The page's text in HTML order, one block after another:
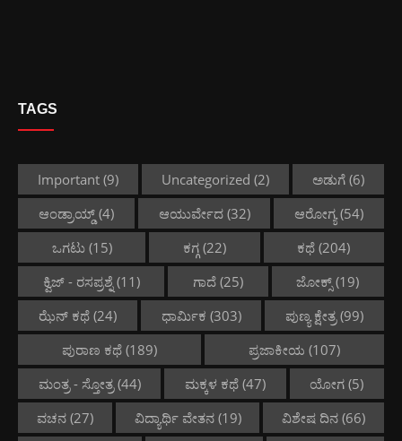
TAGS
Important (9) Uncategorized (2) ಅಡುಗೆ (6)
ಆಂಡ್ರಾಯ್ಡ್(4) ಆಯುರ್ವೇದ(32) ಆರೋಗ್ಯ (54)
ಒಗಟು(15) ಕಗ್ಗ(22) ಕಥೆ (204)
ಕ್ವಿಜ್ - ರಸಪ್ರಶ್ನೆ (11) ಗಾದೆ(25) ಜೋಕ್ಸ್ (19)
ಝೆನ್ ಕಥೆ(24) ಧಾರ್ಮಿಕ (303) ಪುಣ್ಯ ಕ್ಷೇತ್ರ(99)
ಪುರಾಣ ಕಥೆ (189) ಪ್ರಜಾಕೀಯ (107)
ಮಂತ್ರ - ಸ್ತೋತ್ರ(44) ಮಕ್ಕಳ ಕಥೆ(47) ಯೋಗ (5)
ವಚನ(27) ವಿದ್ಯಾರ್ಥಿ ವೇತನ(19) ವಿಶೇಷ ದಿನ (66)